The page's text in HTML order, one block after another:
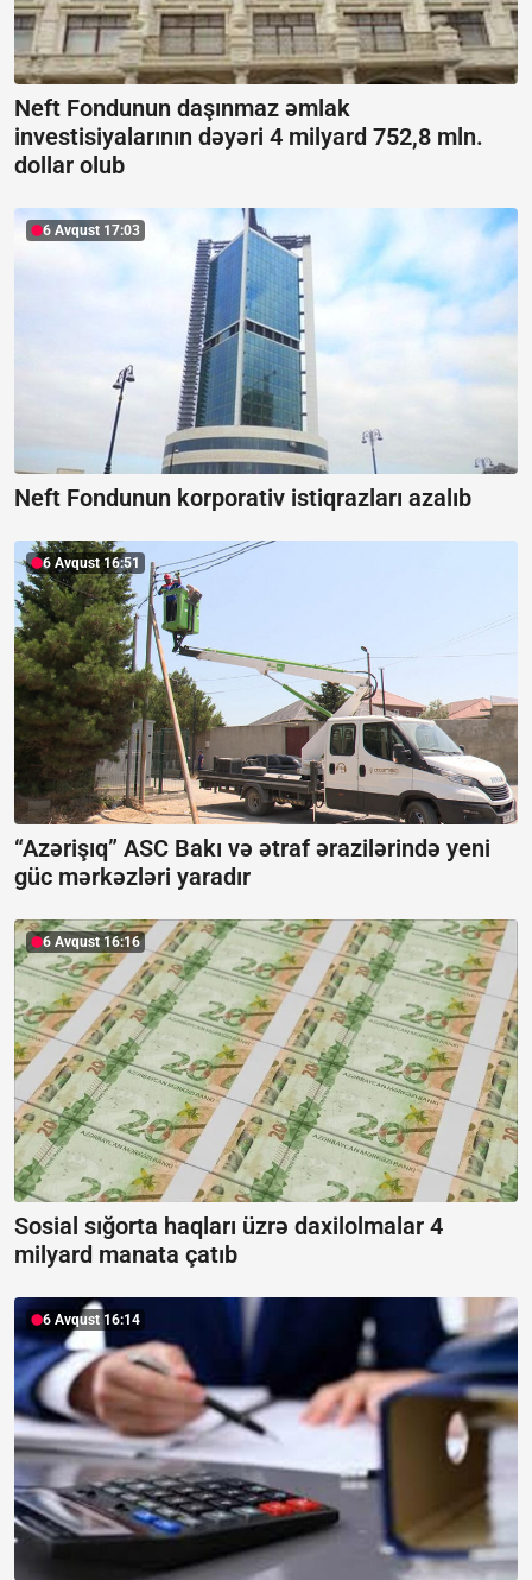
Neft Fondunun daşınmaz əmlak
investisiyalarının dəyəri 4 milyard 752,8 mln.
dollar olub
6 Avqust 17:03
Neft Fondunun korporativ istiqrazları azalıb
6 Avqust 16:51
“Azərişıq” ASC Bakı və ətraf ərazilərində yeni
güc mərkəzləri yaradır
6 Avqust 16:16
Sosial sığorta haqları üzrə daxilolmalar 4
milyard manata çatıb
6 Avqust 16:14